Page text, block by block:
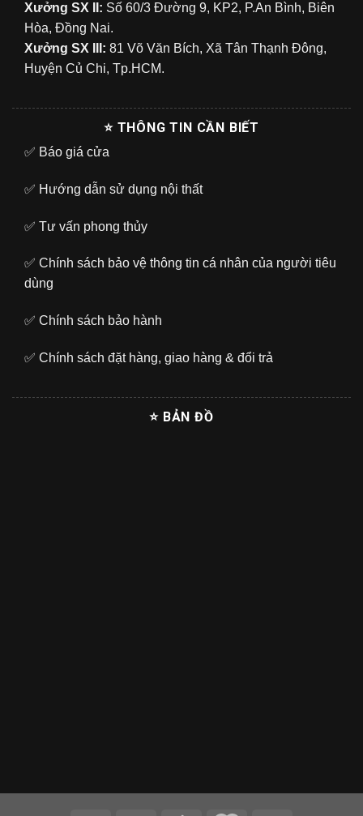
Xưởng SX II: Số 60/3 Đường 9, KP2, P.An Bình, Biên
Hòa, Đồng Nai.
Xưởng SX III: 81 Võ Văn Bích, Xã Tân Thạnh Đông,
Huyện Củ Chi, Tp.HCM.
⭐ THÔNG TIN CẦN BIẾT
✅ Báo giá cửa
✅ Hướng dẫn sử dụng nội thất
✅ Tư vấn phong thủy
✅ Chính sách bảo vệ thông tin cá nhân của người tiêu
dùng
✅ Chính sách bảo hành
✅ Chính sách đặt hàng, giao hàng & đổi trả
⭐ BẢN ĐỒ